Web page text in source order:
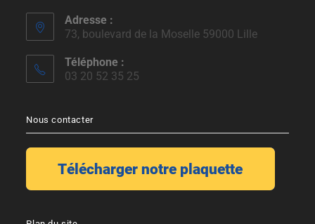
Adresse :
73, boulevard de la Moselle 59000 Lille
Téléphone :
03 20 52 35 25
Nous contacter